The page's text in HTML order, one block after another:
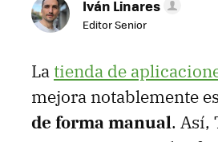
Iván Linares
Editor Senior
La tienda de
mejora notablemente
de forma manual. Así,